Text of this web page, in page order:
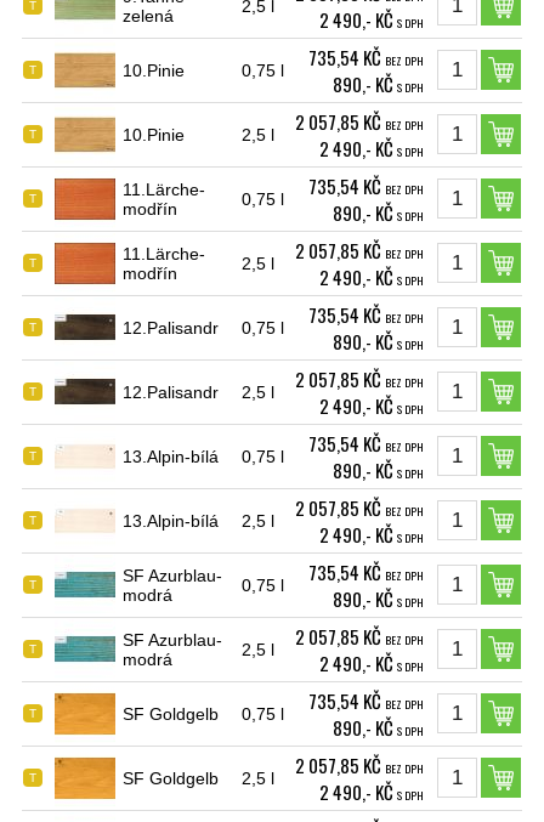
T
zelená
2,5 l 2 490,- KČ S DPH
T 10.Pinie 0,75 l 735,54 KČ BEZ DPH
890,- KČ S DPH
T 10.Pinie 2,5 l 2 057,85 KČ BEZ DPH
2 490,- KČ S DPH
T
11.Lärche-
modřín
0,75 l 735,54 KČ BEZ DPH
890,- KČ S DPH
T
11.Lärche-
modřín
2,5 l 2 057,85 KČ BEZ DPH
2 490,- KČ S DPH
T 12.Palisandr 0,75 l 735,54 KČ BEZ DPH
890,- KČ S DPH
T 12.Palisandr 2,5 l 2 057,85 KČ BEZ DPH
2 490,- KČ S DPH
T 13.Alpin-bílá 0,75 l 735,54 KČ BEZ DPH
890,- KČ S DPH
T 13.Alpin-bílá 2,5 l 2 057,85 KČ BEZ DPH
2 490,- KČ S DPH
T
SF Azurblau-
modrá
0,75 l 735,54 KČ BEZ DPH
890,- KČ S DPH
T
SF Azurblau-
modrá
2,5 l 2 057,85 KČ BEZ DPH
2 490,- KČ S DPH
T SF Goldgelb 0,75 l 735,54 KČ BEZ DPH
890,- KČ S DPH
T SF Goldgelb 2,5 l 2 057,85 KČ BEZ DPH
2 490,- KČ S DPH